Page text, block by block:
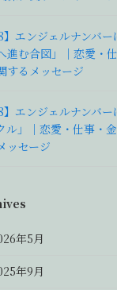
】エンジェルナンバ
進む合図」｜恋愛・
するメッセージ
】エンジェルナンバ
ル」｜恋愛・仕事・
ッセージ
年5月
年9月